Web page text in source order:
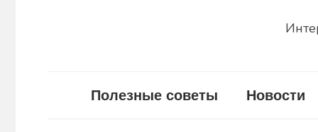
Полезные советы Новости